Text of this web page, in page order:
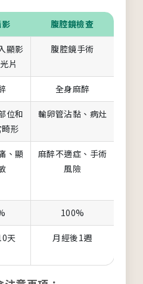
腹腔鏡檢查
顯影
片
腹腔鏡手術
全身麻醉
位和
形
輸卵管沾黏、病灶
、顯
麻醉不適症、手術
風險
100%
天 月經後1週